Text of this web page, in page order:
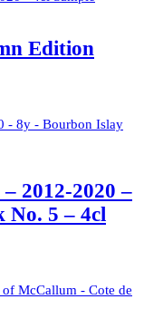
Edition
2012-2020 –
No. 5 – 4cl